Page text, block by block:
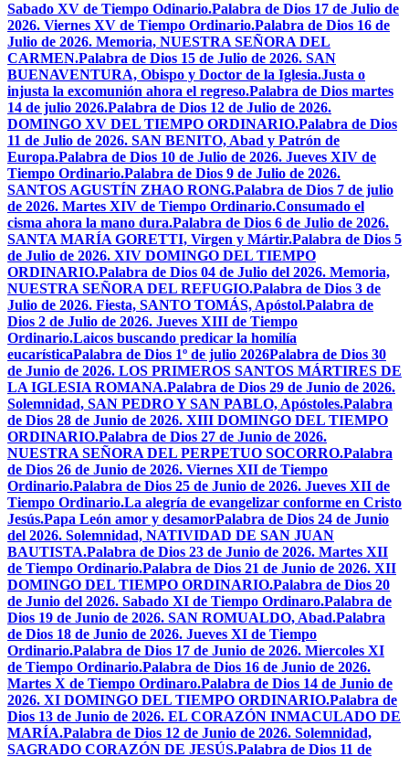
Sabado XV de Tiempo Odinario.Palabra de Dios 17 de Julio de
2026. Viernes XV de Tiempo Ordinario.Palabra de Dios 16 de
Julio de 2026. Memoria, NUESTRA SEÑORA DEL
CARMEN.Palabra de Dios 15 de Julio de 2026. SAN
BUENAVENTURA, Obispo y Doctor de la Iglesia.Justa o
injusta la excomunión ahora el regreso.Palabra de Dios martes
14 de julio 2026.Palabra de Dios 12 de Julio de 2026.
DOMINGO XV DEL TIEMPO ORDINARIO.Palabra de Dios
11 de Julio de 2026. SAN BENITO, Abad y Patrón de
Europa.Palabra de Dios 10 de Julio de 2026. Jueves XIV de
Tiempo Ordinario.Palabra de Dios 9 de Julio de 2026.
SANTOS AGUSTÍN ZHAO RONG.Palabra de Dios 7 de julio
de 2026. Martes XIV de Tiempo Ordinario.Consumado el
cisma ahora la mano dura.Palabra de Dios 6 de Julio de 2026.
SANTA MARÍA GORETTI, Virgen y Mártir.Palabra de Dios 5
de Julio de 2026. XIV DOMINGO DEL TIEMPO
ORDINARIO.Palabra de Dios 04 de Julio del 2026. Memoria,
NUESTRA SEÑORA DEL REFUGIO.Palabra de Dios 3 de
Julio de 2026. Fiesta, SANTO TOMÁS, Apóstol.Palabra de
Dios 2 de Julio de 2026. Jueves XIII de Tiempo
Ordinario.Laicos buscando predicar la homilía
eucarísticaPalabra de Dios 1º de julio 2026Palabra de Dios 30
de Junio de 2026. LOS PRIMEROS SANTOS MÁRTIRES DE
LA IGLESIA ROMANA.Palabra de Dios 29 de Junio de 2026.
Solemnidad, SAN PEDRO Y SAN PABLO, Apóstoles.Palabra
de Dios 28 de Junio de 2026. XIII DOMINGO DEL TIEMPO
ORDINARIO.Palabra de Dios 27 de Junio de 2026.
NUESTRA SEÑORA DEL PERPETUO SOCORRO.Palabra
de Dios 26 de Junio de 2026. Viernes XII de Tiempo
Ordinario.Palabra de Dios 25 de Junio de 2026. Jueves XII de
Tiempo Ordinario.La alegría de evangelizar conforme en Cristo
Jesús.Papa León amor y desamorPalabra de Dios 24 de Junio
del 2026. Solemnidad, NATIVIDAD DE SAN JUAN
BAUTISTA.Palabra de Dios 23 de Junio de 2026. Martes XII
de Tiempo Ordinario.Palabra de Dios 21 de Junio de 2026. XII
DOMINGO DEL TIEMPO ORDINARIO.Palabra de Dios 20
de Junio del 2026. Sabado XI de Tiempo Ordinaro.Palabra de
Dios 19 de Junio de 2026. SAN ROMUALDO, Abad.Palabra
de Dios 18 de Junio de 2026. Jueves XI de Tiempo
Ordinario.Palabra de Dios 17 de Junio de 2026. Miercoles XI
de Tiempo Ordinario.Palabra de Dios 16 de Junio de 2026.
Martes X de Tiempo Ordinaro.Palabra de Dios 14 de Junio de
2026. XI DOMINGO DEL TIEMPO ORDINARIO.Palabra de
Dios 13 de Junio de 2026. EL CORAZÓN INMACULADO DE
MARÍA.Palabra de Dios 12 de Junio de 2026. Solemnidad,
SAGRADO CORAZÓN DE JESÚS.Palabra de Dios 11 de